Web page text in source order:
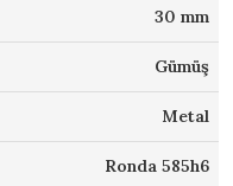
30 mm
Gümüş
Metal
Ronda 585h6